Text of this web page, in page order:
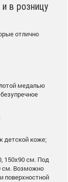
в розницу
отлично
медалью
детской коже;
150х90 см. Под
см. Возможно
поверхностной